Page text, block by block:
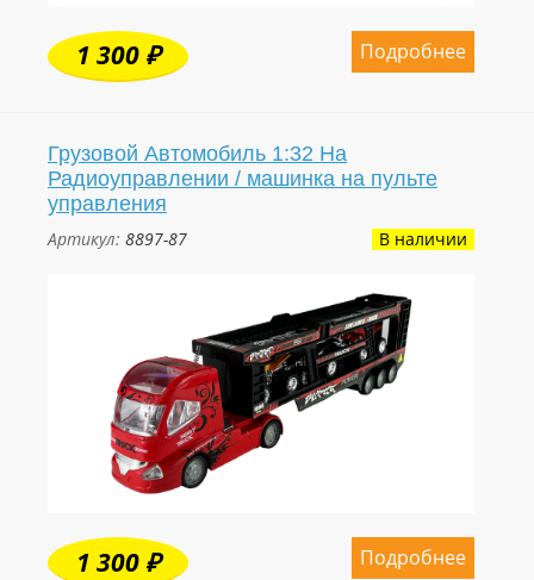
Подробнее
1 300 ₽
Грузовой Автомобиль 1:32 На
Радиоуправлении / машинка на пульте
управления
Артикул: 8897-87 В наличии
Подробнее
1 300 ₽